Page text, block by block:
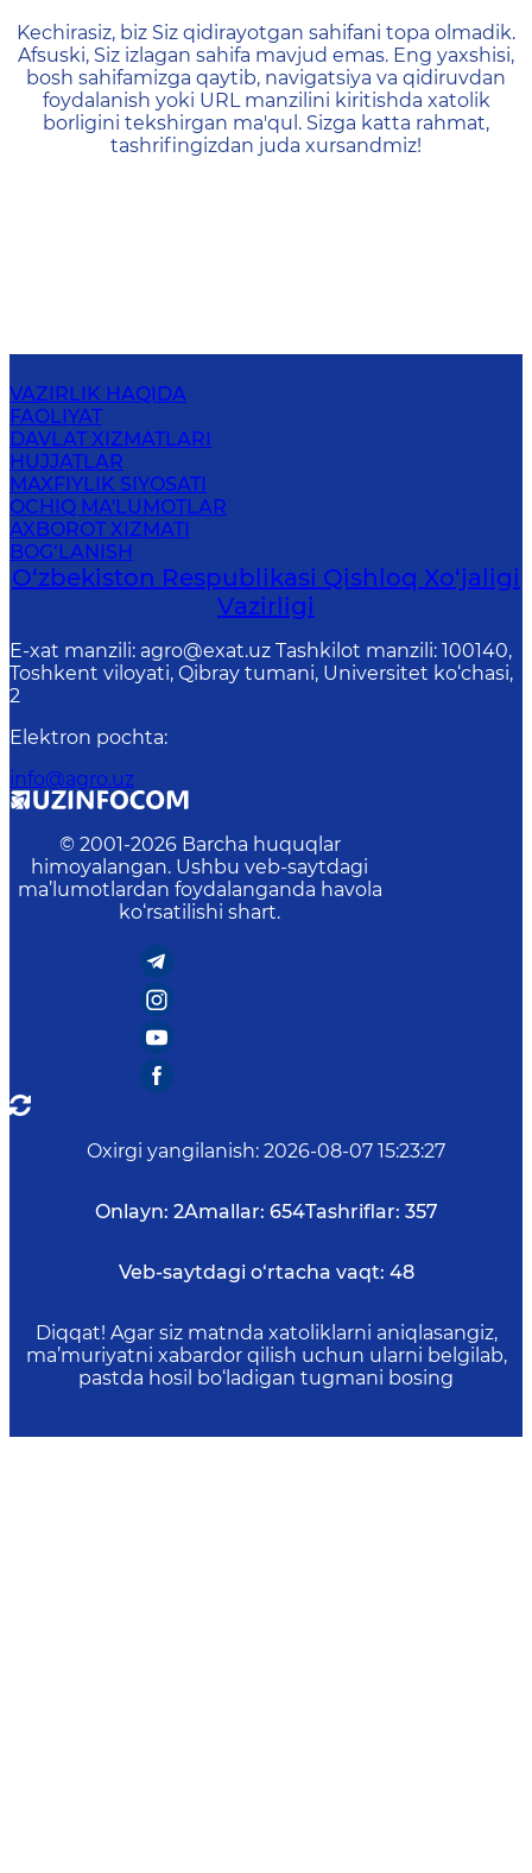
404 — Страница не
Kechirasiz, biz Siz qidirayotgan sahifani topa olmadik.
Afsuski, Siz izlagan sahifa mavjud emas. Eng yaxshisi,
bosh sahifamizga qaytib, navigatsiya va qidiruvdan
foydalanish yoki URL manzilini kiritishda xatolik
borligini tekshirgan ma'qul. Sizga katta rahmat,
tashrifingizdan juda xursandmiz!
VAZIRLIK HAQIDA
FAOLIYAT
DAVLAT XIZMATLARI
HUJJATLAR
MAXFIYLIK SIYOSATI
OCHIQ MA'LUMOTLAR
AXBOROT XIZMATI
BOG‘LANISH
O‘zbekiston Respublikasi Qishloq Хo‘jаligi
Vаzirligi
E-xat manzili: agro@exat.uz Tashkilot manzili: 100140,
Toshkent viloyati, Qibray tumani, Universitet ko‘chasi,
2
Elektron pochta:
info@agro.uz
© 2001-2026 Barcha huquqlar
himoyalangan. Ushbu veb-saytdagi
ma’lumotlardan foydalanganda havola
ko‘rsatilishi shart.
Oxirgi yangilanish: 2026-08-07 15:23:27
Onlayn: 2Amallar: 654Tashriflar: 357
Veb-saytdagi o‘rtacha vaqt: 48
Diqqat! Agar siz matnda xatoliklarni aniqlasangiz,
ma’muriyatni xabardor qilish uchun ularni belgilab,
pastda hosil bo‘ladigan tugmani bosing